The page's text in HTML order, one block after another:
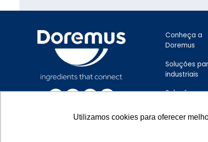
Utilizamos cookies para oferecer
Conheça a
Doremus
Soluções
industriais
Soluções